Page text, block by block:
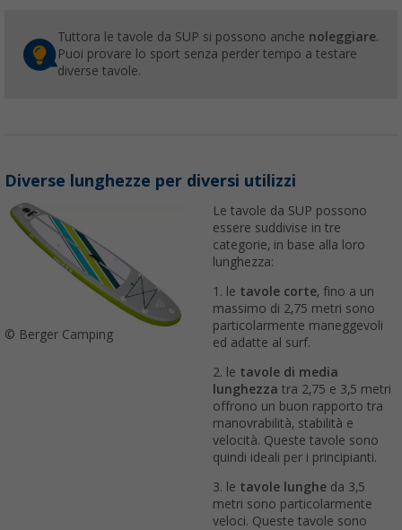
Tuttora le tavole da SUP si possono anche noleggiare.
Puoi provare lo sport senza perder tempo a testare
diverse tavole.
Diverse lunghezze per diversi utilizzi
© Berger Camping
Le tavole da SUP possono
essere suddivise in tre
categorie, in base alla loro
lunghezza:
1. le tavole corte, fino a un
massimo di 2,75 metri sono
particolarmente maneggevoli
ed adatte al surf.
2. le tavole di media
lunghezza tra 2,75 e 3,5 metri
offrono un buon rapporto tra
manovrabilità, stabilità e
velocità. Queste tavole sono
quindi ideali per i principianti.
3. le tavole lungheda 3,5
metri sono particolarmente
veloci. Queste tavole sono